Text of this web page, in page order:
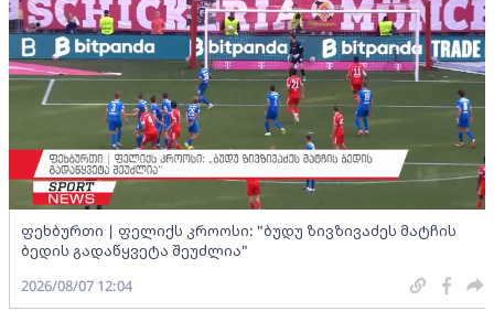
ფეხბურთი | ფელიქს კროოსი: "ბუდუ ზივზივაძეს მატჩის
ბედის გადაწყვეტა შეუძლია"
2026/08/07 12:04